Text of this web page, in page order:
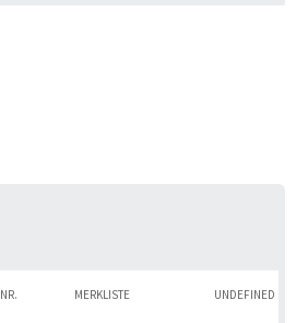
MERKLISTE UNDEFINED